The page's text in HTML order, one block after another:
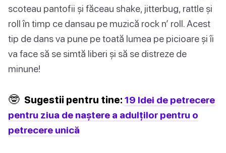
scoteau pantofii și făceau shake, jitterbug, rattle și
roll în timp ce dansau pe muzică rock n’ roll. Acest
tip de dans va pune pe toată lumea pe picioare și îi
va face să se simtă liberi și să se distreze de
minune!
🤓 Sugestii pentru tine: 19 Idei de petrecere
pentru ziua de naștere a adulților pentru o
petrecere unică